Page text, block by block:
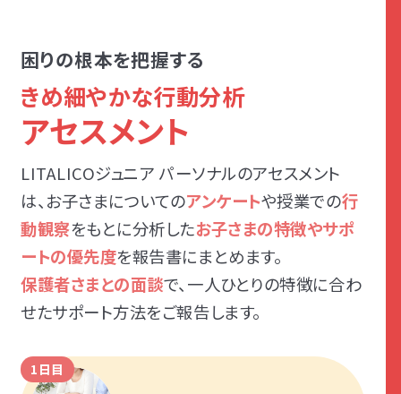
困りの根本を把握する
きめ細やかな行動分析
アセスメント
LITALICOジュニア パーソナルのアセスメント
は、お子さまについてのアンケートや授業での行
動観察をもとに分析したお子さまの特徴やサポ
ートの優先度を報告書にまとめます。
保護者さまとの面談で、一人ひとりの特徴に合わ
せたサポート方法をご報告します。
1日目